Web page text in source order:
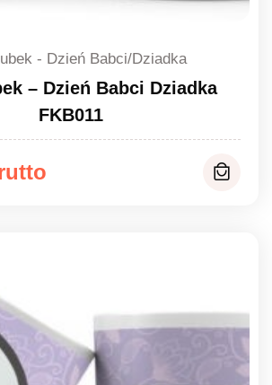
- Dzień Babci/Dziadka
– Dzień Babci Dziadka
FKB011